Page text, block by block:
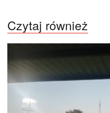
Czytaj również